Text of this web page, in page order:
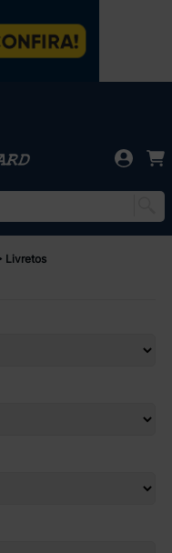
Livretos